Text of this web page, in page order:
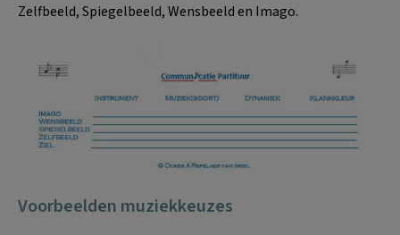
Zelfbeeld, Spiegelbeeld, Wensbeeld en Imago.
Voorbeelden muziekkeuzes